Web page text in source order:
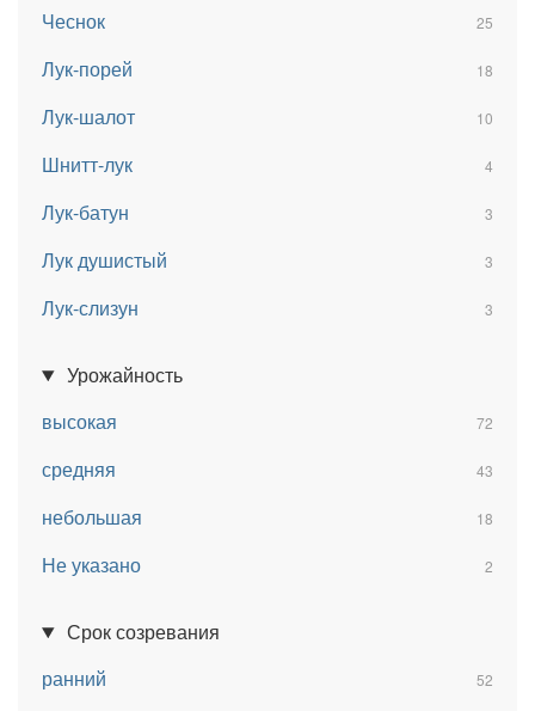
Чеснок 25
Лук-порей 18
Лук-шалот 10
Шнитт-лук 4
Лук-батун 3
Лук душистый 3
Лук-слизун 3
Урожайность
высокая
72
средняя 43
небольшая 18
Не указано 2
Срок созревания
ранний
52